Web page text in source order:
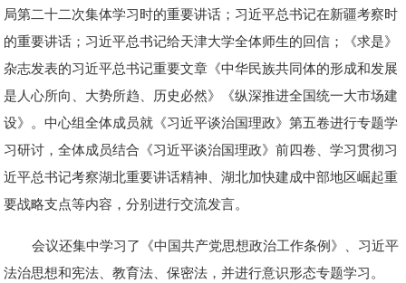
局第二十二次集体学习时的重要讲话；习近平总书记在新疆考察时
的重要讲话；习近平总书记给天津大学全体师生的回信；《求是》
杂志发表的习近平总书记重要文章《中华民族共同体的形成和发展
是人心所向、大势所趋、历史必然》《纵深推进全国统一大市场建
设》。中心组全体成员就《习近平谈治国理政》第五卷进行专题学
习研讨，全体成员结合《习近平谈治国理政》前四卷、学习贯彻习
近平总书记考察湖北重要讲话精神、湖北加快建成中部地区崛起重
要战略支点等内容，分别进行交流发言。
会议还集中学习了《中国共产党思想政治工作条例》、习近平
法治思想和宪法、教育法、保密法，并进行意识形态专题学习。